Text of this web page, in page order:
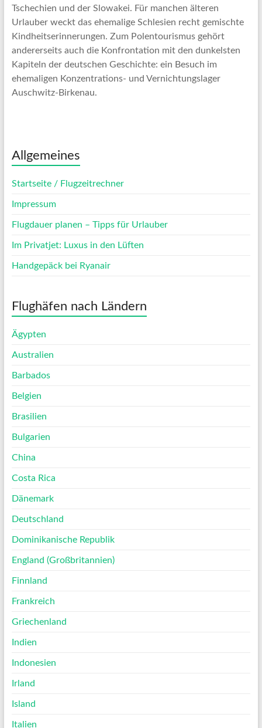
Tschechien und der Slowakei. Für manchen älteren
Urlauber weckt das ehemalige Schlesien recht gemischte
Kindheitserinnerungen. Zum Polentourismus gehört
andererseits auch die Konfrontation mit den dunkelsten
Kapiteln der deutschen Geschichte: ein Besuch im
ehemaligen Konzentrations- und Vernichtungslager
Auschwitz-Birkenau.
Allgemeines
Startseite / Flugzeitrechner
Impressum
Flugdauer planen – Tipps für Urlauber
Im Privatjet: Luxus in den Lüften
Handgepäck bei Ryanair
Flughäfen nach Ländern
Ägypten
Australien
Barbados
Belgien
Brasilien
Bulgarien
China
Costa Rica
Dänemark
Deutschland
Dominikanische Republik
England (Großbritannien)
Finnland
Frankreich
Griechenland
Indien
Indonesien
Irland
Island
Italien